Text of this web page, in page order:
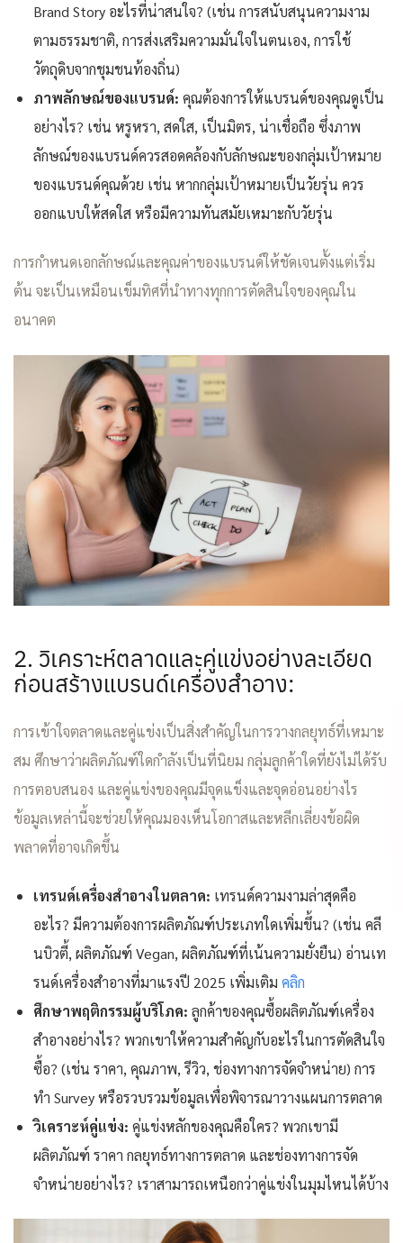
Brand Story อะไรที่น่าสนใจ? (เช่น การสนับสนุนความงาม
ตามธรรมชาติ, การส่งเสริมความมั่นใจในตนเอง, การใช้
วัตถุดิบจากชุมชนท้องถิ่น)
ภาพลักษณ์ของแบรนด์: คุณต้องการให้แบรนด์ของคุณดูเป็น
อย่างไร? เช่น หรูหรา, สดใส, เป็นมิตร, น่าเชื่อถือ ซึ่งภาพ
ลักษณ์ของแบรนด์ควรสอดคล้องกับลักษณะของกลุ่มเป้าหมาย
ของแบรนด์คุณด้วย เช่น หากกลุ่มเป้าหมายเป็นวัยรุ่น ควร
ออกแบบให้สดใส หรือมีความทันสมัยเหมาะกับวัยรุ่น
การกำหนดเอกลักษณ์และคุณค่าของแบรนด์ให้ชัดเจนตั้งแต่เริ่ม
ต้น จะเป็นเหมือนเข็มทิศที่นำทางทุกการตัดสินใจของคุณใน
อนาคต
2. วิเคราะห์ตลาดและคู่แข่งอย่างละเอียด
ก่อนสร้างแบรนด์เครื่องสำอาง:
การเข้าใจตลาดและคู่แข่งเป็นสิ่งสำคัญในการวางกลยุทธ์ที่เหมาะ
สม ศึกษาว่าผลิตภัณฑ์ใดกำลังเป็นที่นิยม กลุ่มลูกค้าใดที่ยังไม่ได้รับ
การตอบสนอง และคู่แข่งของคุณมีจุดแข็งและจุดอ่อนอย่างไร
ข้อมูลเหล่านี้จะช่วยให้คุณมองเห็นโอกาสและหลีกเลี่ยงข้อผิด
พลาดที่อาจเกิดขึ้น
เทรนด์เครื่องสำอางในตลาด: เทรนด์ความงามล่าสุดคือ
อะไร? มีความต้องการผลิตภัณฑ์ประเภทใดเพิ่มขึ้น? (เช่น คลี
นบิวตี้, ผลิตภัณฑ์ Vegan, ผลิตภัณฑ์ที่เน้นความยั่งยืน) อ่านเท
รนด์เครื่องสำอางที่มาแรงปี 2025 เพิ่มเติมคลิก
ศึกษาพฤติกรรมผู้บริโภค: ลูกค้าของคุณซื้อผลิตภัณฑ์เครื่อง
สำอางอย่างไร? พวกเขาให้ความสำคัญกับอะไรในการตัดสินใจ
ซื้อ? (เช่น ราคา, คุณภาพ, รีวิว, ช่องทางการจัดจำหน่าย) การ
ทำ Survey หรือรวบรวมข้อมูลเพื่อพิจารณาวางแผนการตลาด
วิเคราะห์คู่แข่ง: คู่แข่งหลักของคุณคือใคร? พวกเขามี
ผลิตภัณฑ์ ราคา กลยุทธ์ทางการตลาด และช่องทางการจัด
จำหน่ายอย่างไร? เราสามารถเหนือกว่าคู่แข่งในมุมไหนได้บ้าง